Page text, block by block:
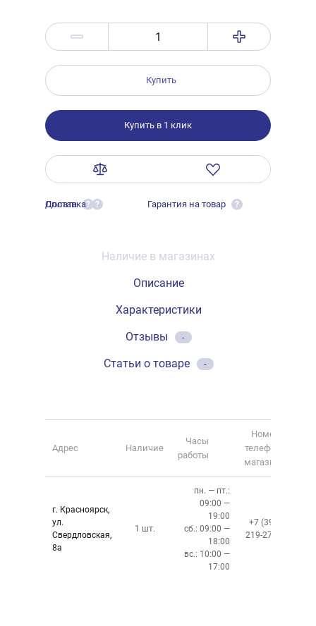
Купить
Купить в 1 клик
Оплата ?
Доставка ? Гарантия на товар ?
Наличие в магазинах
Описание
Характеристики
Отзывы
-
Статьи о товаре -
Адрес Наличие
Часы
работы
Номер
телефона
магазина
г. Красноярск,
ул.
Свердловская,
8а
1 шт.
пн. — пт.:
09:00 —
19:00
сб.: 09:00 —
18:00
вс.: 10:00 —
17:00
+7 (391)
219-27-50